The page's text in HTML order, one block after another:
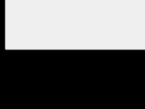
Suchen